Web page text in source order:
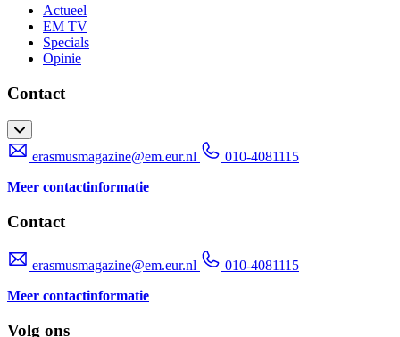
Actueel
EM TV
Specials
Opinie
Contact
erasmusmagazine@em.eur.nl
010-4081115
Meer contactinformatie
Contact
erasmusmagazine@em.eur.nl
010-4081115
Meer contactinformatie
Volg ons